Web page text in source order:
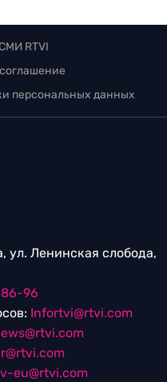
RTVI
персональных данных
ул. Ленинская слобода,
86-96
Infortvi@rtvi.com
eu@rtvi.com